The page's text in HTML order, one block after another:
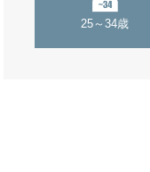
25～34歳